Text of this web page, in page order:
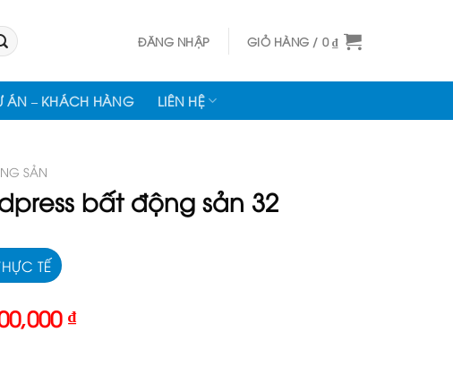
ĐĂNG NHẬP GIỎ HÀNG / 0₫
ÁN – KHÁCH HÀNG LIÊN HỆ
SẢN
bất động sản 32
TẾ
gốc
₫Giá